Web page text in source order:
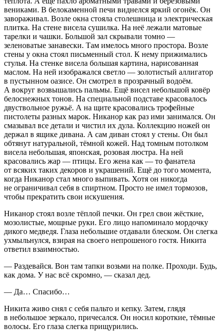
вениками. В белокаменной печи виднелся яркий огонёк. Он
завораживал. Возле окна стояла столешница и электрическая
плитка. На стене висела сушилка. На неё лежали матовые
тарелки и чашки. Большой зал скрывали томно —
зеленоватые занавески. Там имелось много простора. Возле
стены у окна стоял письменный стол. К нему прижимались
стулья. На стенке висела большая картина, нарисованная
маслом. На ней изображался светло — золотистый аллигатор
в пустынном оазисе. Он смотрел в прозрачный водоём.
А вокруг возвышались пальмы. Ещё висел небольшой ковёр
белоснежных тонов. На специальной подставе красовалось
двуствольное ружьё. А на щите красовались трофейные
пистолеты разных марок. Никанор как раз ими занимался. Он
смазывал все детали и чистил их дула. Коллекцию ножей он
держал в ящике дивана. А сам диван стоял у стены. Он был
обтянут натуральной, тёмной кожей. Над томным потолком
висела небольшая, японская, розовая люстра. На ней
красовались жар — птицы. Его жена как — то фанатела
от всяких таких декоров и украшений. Ещё до того момента,
когда Никанор стал много выпивать. Хотя он никогда
не ограничивал себя в спиртном. Просто не имел тормозов,
чтобы прекратить свои искушения.
Никанор стоял возле тёплой печки. Он грел свои жёсткие,
мозолистые, мощные руки. Его лицо напоминало мордочку
дикого медведя. Глаза небольшие отдавали блеском. Он слегка
ухмыльнулся, взирая на своего непрошеного гостя. Никита
ответил взаимностью.
— Раздевайся. Вон там тапки возьми на полке. Проходи. Будь,
как дома. У нас всё скромно, — сказал дед.
— Да… Спасибо…
Никита живо снял с себя пальто и кепку. Затем, глядя
в небольшое зеркало, причесался. Он носил короткие, тёмные
волосы. Его глаза слегка прищурились.